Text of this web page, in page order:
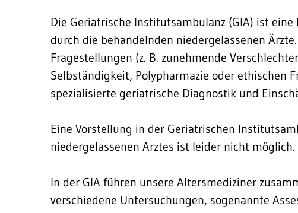
Die Geriatrische Institutsambulanz (GIA) ist
durch die behandelnden niedergelassenen
Fragestellungen (z. B. zunehmende
Selbständigkeit, Polypharmazie oder ethischen
spezialisierte geriatrische Diagnostik und
Eine Vorstellung in der Geriatrischen
niedergelassenen Arztes ist leider nicht möglich.
In der GIA führen unsere Altersmediziner
verschiedene Untersuchungen, sogenannte